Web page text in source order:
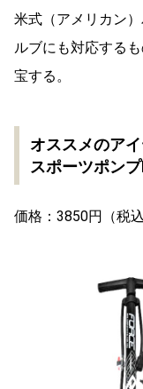
米式（アメリカン
ルブにも対応する
宝する。
オススメのア
スポーツポン
価格：3850円（税込